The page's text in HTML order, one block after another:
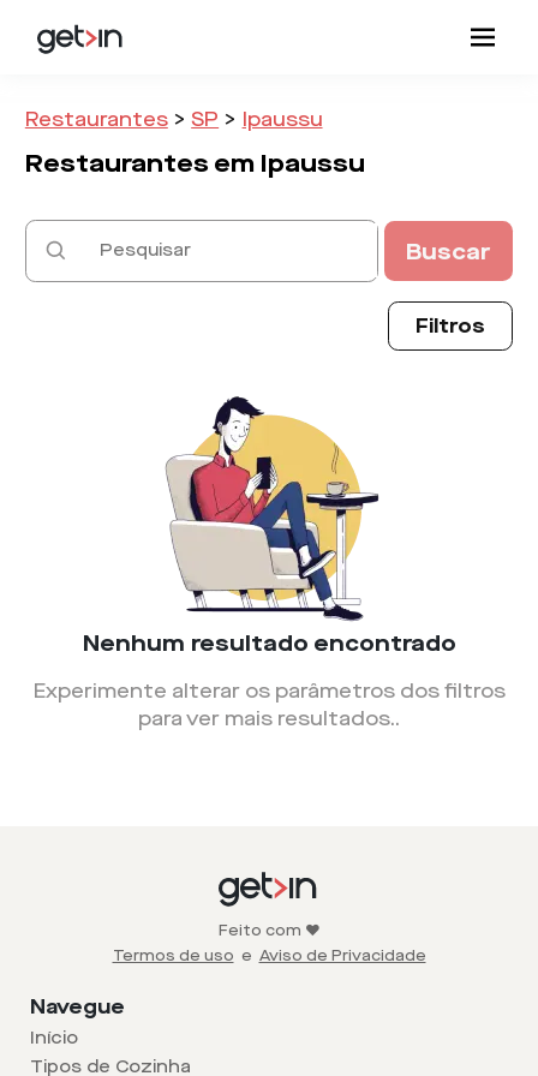
Restaurantes > SP > Ipaussu
Restaurantes em Ipaussu
Buscar
Filtros
Nenhum resultado encontrado
Experimente alterar os parâmetros dos filtros
para ver mais resultados..
Feito com ❤️
Termos de uso e Aviso de Privacidade
Navegue
Início
Tipos de Cozinha